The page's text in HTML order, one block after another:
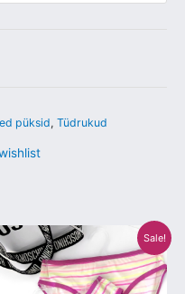
püksid, Tüdrukud
Sale!
Algne
hind
oli:
€5.00.
Praegune
hind
on:
€3.00.
Sellel
tootel
on